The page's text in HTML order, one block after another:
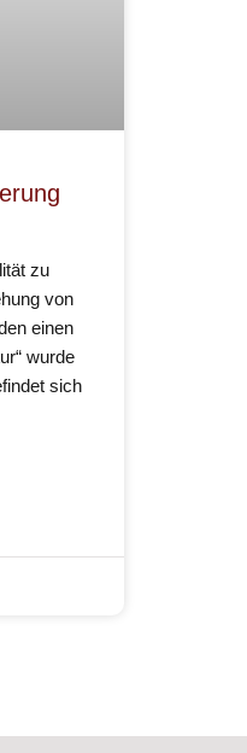
zu
von
einen
wurde
sich